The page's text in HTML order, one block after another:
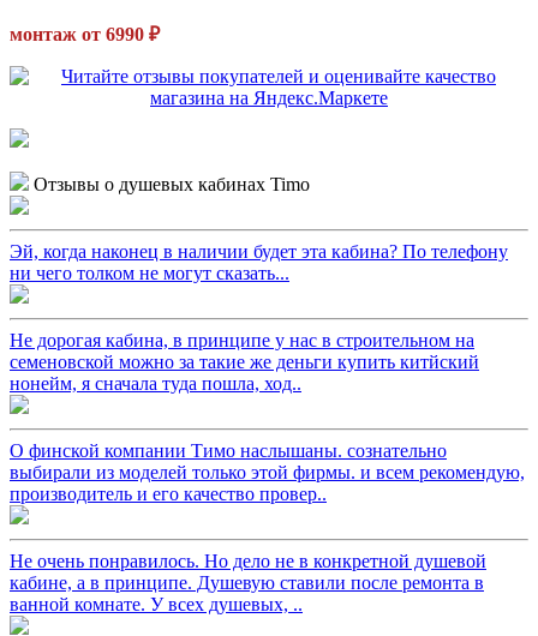
монтаж от 6990 ₽
Отзывы о душевых кабинах Timo
Эй, когда наконец в наличии будет эта кабина? По телефону
ни чего толком не могут сказать...
Не дорогая кабина, в принципе у нас в строительном на
семеновской можно за такие же деньги купить китйский
нонейм, я сначала туда пошла, ход..
О финской компании Тимо наслышаны. сознательно
выбирали из моделей только этой фирмы. и всем рекомендую,
производитель и его качество провер..
Не очень понравилось. Но дело не в конкретной душевой
кабине, а в принципе. Душевую ставили после ремонта в
ванной комнате. У всех душевых, ..